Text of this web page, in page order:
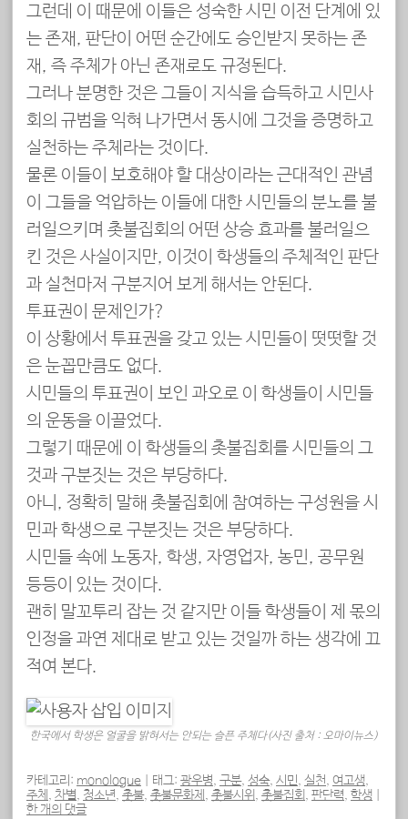
그런데 이 때문에 이들은 성숙한 시민 이전 단계에 있
는 존재, 판단이 어떤 순간에도 승인받지 못하는 존
재, 즉 주체가 아닌 존재로도 규정된다.
그러나 분명한 것은 그들이 지식을 습득하고 시민사
회의 규범을 익혀 나가면서 동시에 그것을 증명하고
실천하는 주체라는 것이다.
물론 이들이 보호해야 할 대상이라는 근대적인 관념
이 그들을 억압하는 이들에 대한 시민들의 분노를 불
러일으키며 촛불집회의 어떤 상승 효과를 불러일으
킨 것은 사실이지만, 이것이 학생들의 주체적인 판단
과 실천마저 구분지어 보게 해서는 안된다.
투표권이 문제인가?
이 상황에서 투표권을 갖고 있는 시민들이 떳떳할 것
은 눈꼽만큼도 없다.
시민들의 투표권이 보인 과오로 이 학생들이 시민들
의 운동을 이끌었다.
그렇기 때문에 이 학생들의 촛불집회를 시민들의 그
것과 구분짓는 것은 부당하다.
아니, 정확히 말해 촛불집회에 참여하는 구성원을 시
민과 학생으로 구분짓는 것은 부당하다.
시민들 속에 노동자, 학생, 자영업자, 농민, 공무원
등등이 있는 것이다.
괜히 말꼬투리 잡는 것 같지만 이들 학생들이 제 몫의
인정을 과연 제대로 받고 있는 것일까 하는 생각에 끄
적여 본다.
한국에서 학생은 얼굴을 밝혀서는 안되는 슬픈 주체다(사진 출처 : 오마이뉴스)
카테고리: monologue 태그: 광우병, 구분, 성숙, 시민, 실천, 여고생,
주체 , 차별, 청소년, 촛불, 촛불문화제 , 촛불시위, 촛불집회, 판단력, 학생
한 개의 댓글